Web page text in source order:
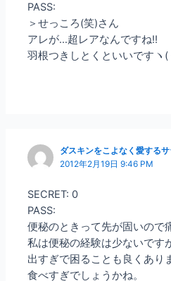
PASS:
＞せっころ(笑)さん
アレが…超レアなんですね!!
羽根つきしとくといいですヽ
ダスキンをこよなく愛する
2012年2月19日 9:46 PM
SECRET: 0
PASS:
便秘のときって先が固いので
私は便秘の経験は少ないです
出すぎで困ることも良くあり
食べすぎでしょうかね。